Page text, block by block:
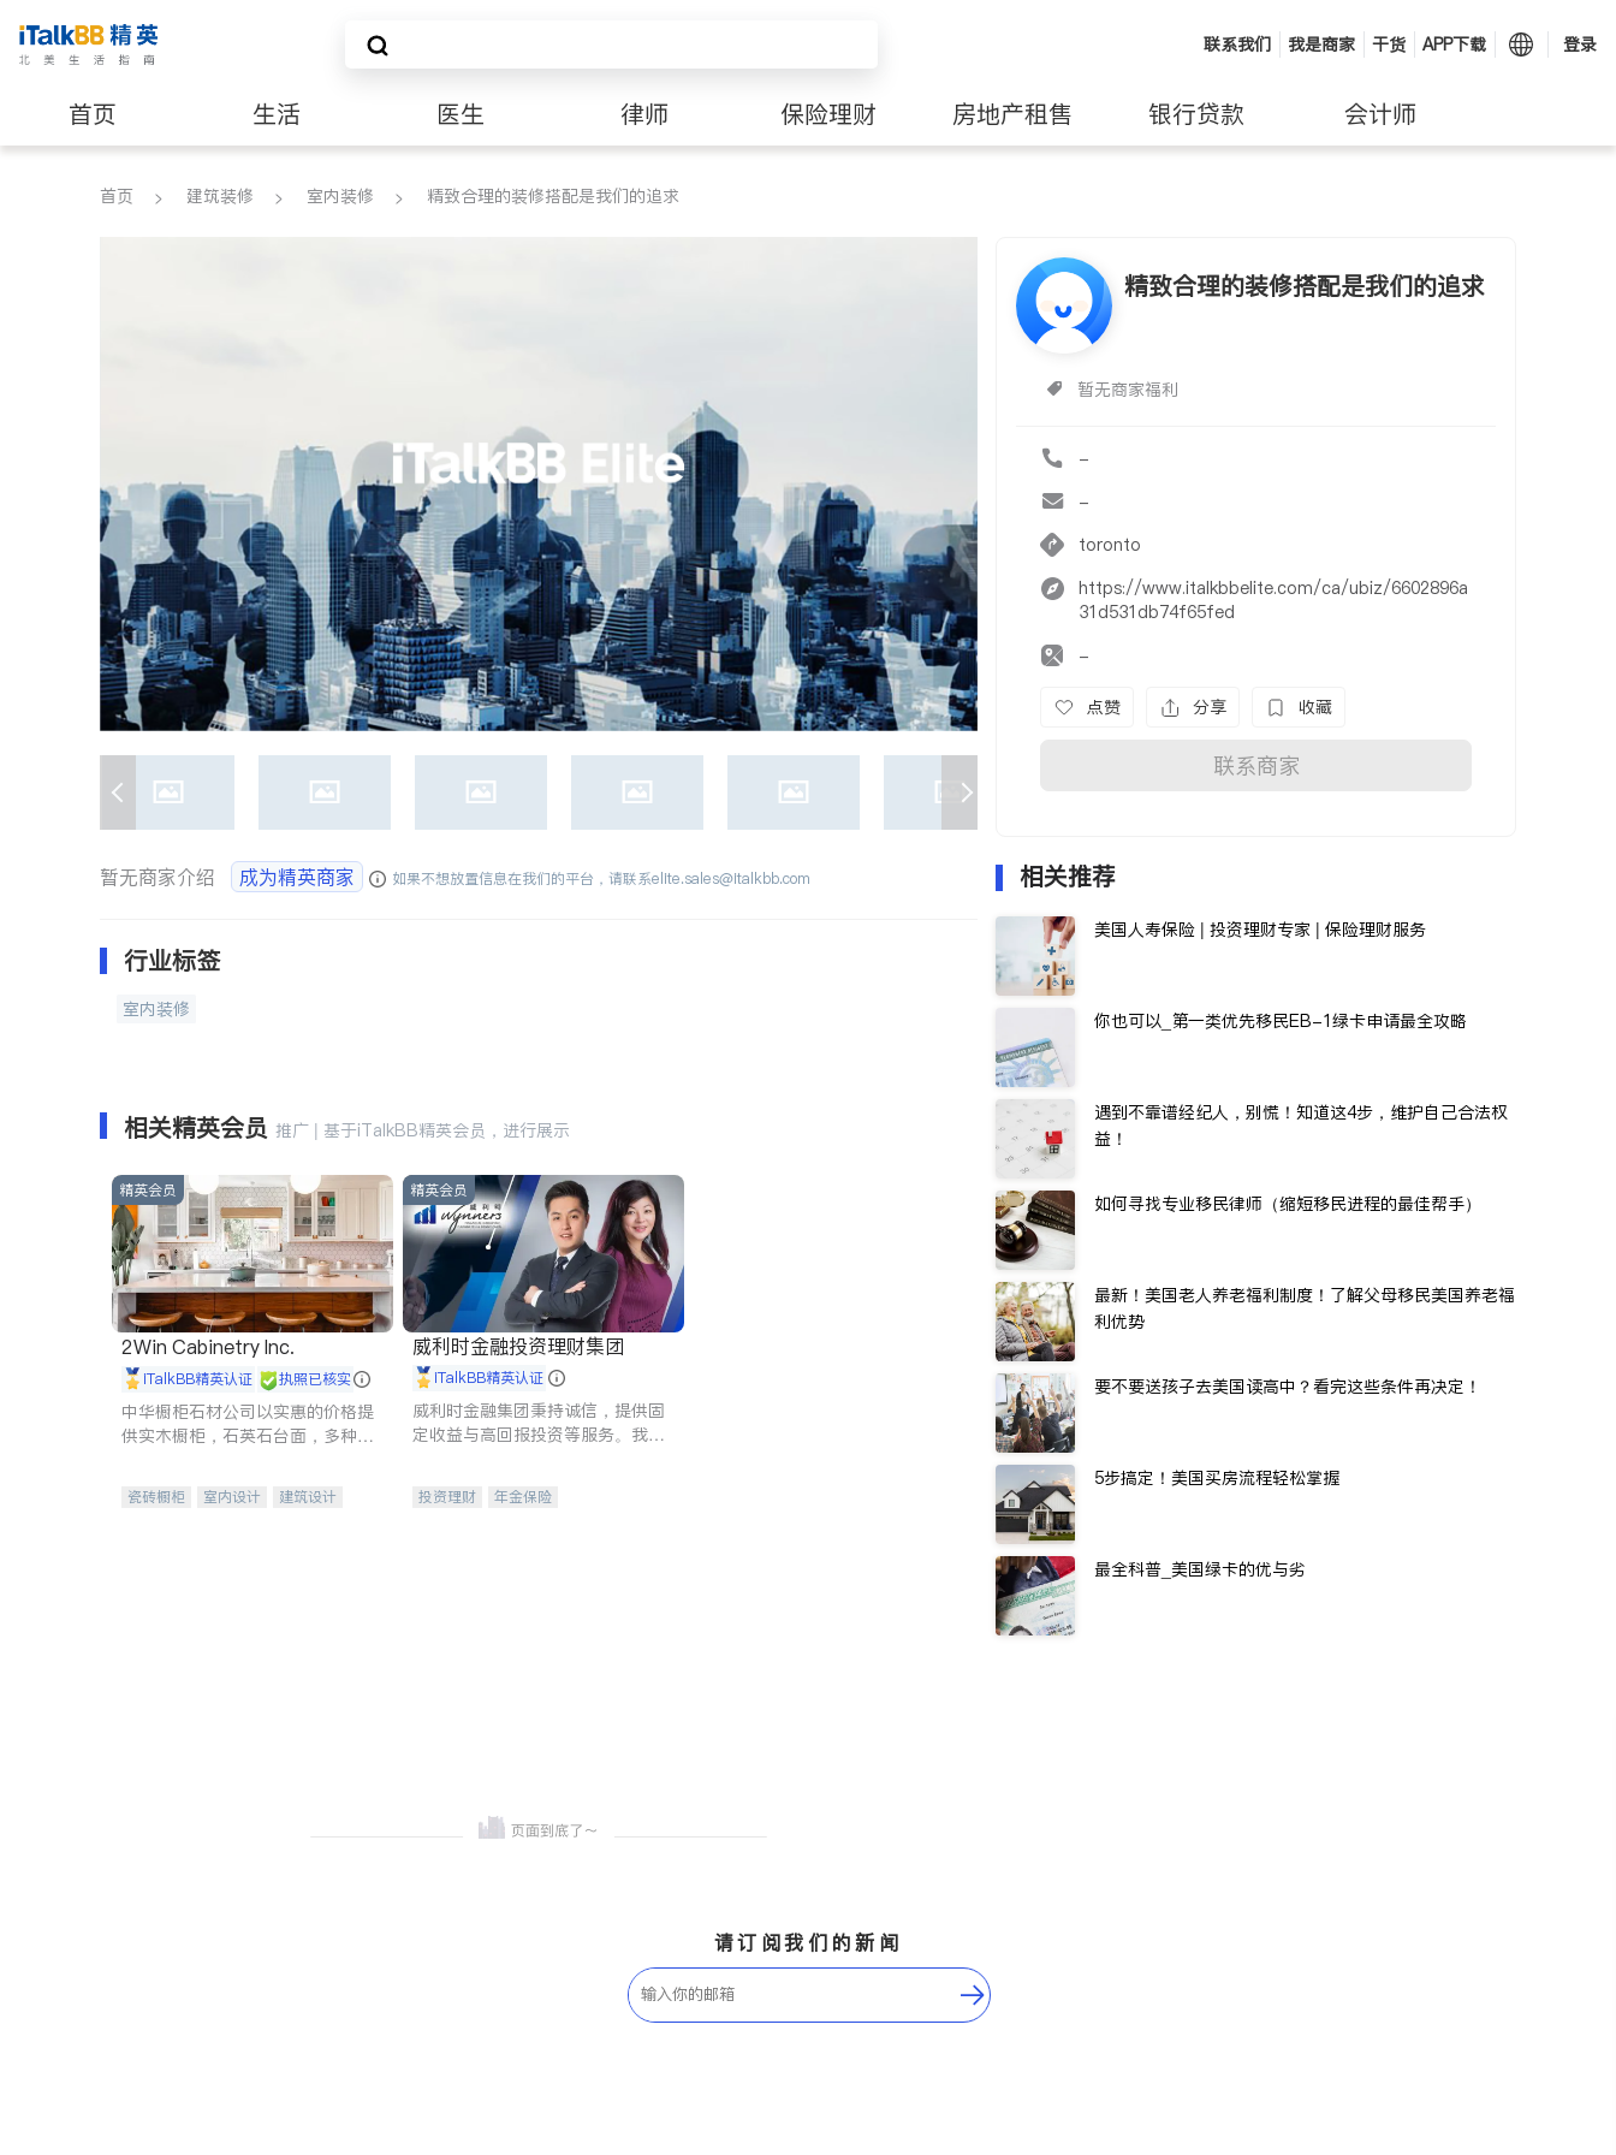
联系我们 我是商家 干货 APP下载 登录
首页 生活 医生 律师 保险理财 房地产租售 银行贷款 会计师
建筑装修
首页 建筑装修 室内装修 精致合理的装修搭配是我们的追求
精致合理的装修搭配是我们的追求
暂无商家福利
-
-
toronto
https://www.italkbbelite.com/ca/ubiz/6602896a
31d531db74f65fed
-
点赞 分享 收藏
联系商家
暂无商家介绍 成为精英商家 如果不想放置信息在我们的平台，请联系elite.sales@italkbb.com
行业标签
室内装修
相关精英会员 推广 | 基于iTalkBB精英会员，进行展示
精英会员
2Win Cabinetry Inc.
iTalkBB精英认证 执照已核实
中华橱柜石材公司以实惠的价格提
供实木橱柜，石英石台面，多种优
机。品质厨房，家的选择。
瓷砖橱柜 室内设计
建筑设计
精英会员
威利时金融投资理财集团
iTalkBB精英认证
威利时金融集团秉持诚信，提供固
定收益与高回报投资等服务。我们
元化组合，助力客户实现目标
投资理财
年金保险
相关推荐
美国人寿保险 | 投资理财专家 | 保险理财服务
你也可以_第一类优先移民EB-1绿卡申请最全攻略
遇到不靠谱经纪人，别慌！知道这4步，维护自己合法权
益！
如何寻找专业移民律师（缩短移民进程的最佳帮手）
最新！美国老人养老福利制度！了解父母移民美国养老福
利优势
要不要送孩子去美国读高中？看完这些条件再决定！
5步搞定！美国买房流程轻松掌握
最全科普_美国绿卡的优与劣
请订阅我们的新闻